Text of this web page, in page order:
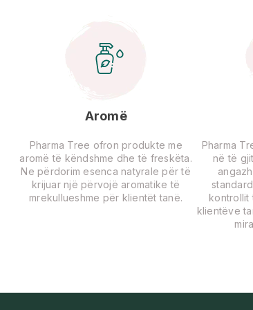
Aromë
Pharma Tree ofron produkte me
aromë të këndshme dhe të freskëta.
Ne përdorim esenca natyrale për të
krijuar një përvojë aromatike të
mrekullueshme për klientët tanë.
Pharma
në të
kontrollit
klientëve